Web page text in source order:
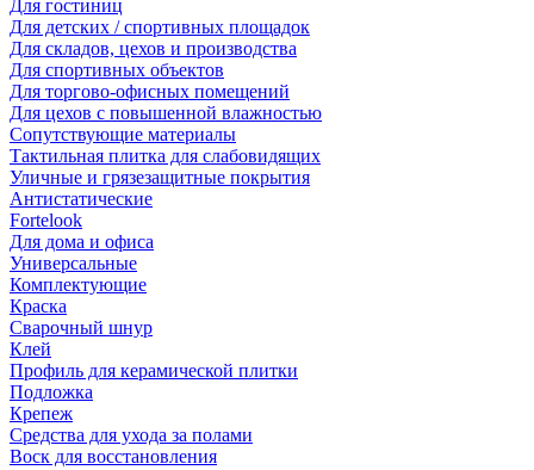
Для гостиниц
Для детских / спортивных площадок
Для складов, цехов и производства
Для спортивных объектов
Для торгово-офисных помещений
Для цехов с повышенной влажностью
Сопутствующие материалы
Тактильная плитка для слабовидящих
Уличные и грязезащитные покрытия
Антистатические
Fortelook
Для дома и офиса
Универсальные
Комплектующие
Краска
Сварочный шнур
Клей
Профиль для керамической плитки
Подложка
Крепеж
Средства для ухода за полами
Воск для восстановления